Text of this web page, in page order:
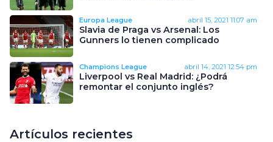
Europa League abril 15, 2021 11:07 am
Slavia de Praga vs Arsenal: Los
Gunners lo tienen complicado
Champions League abril 14, 2021 12:54 pm
Liverpool vs Real Madrid: ¿Podrá
remontar el conjunto inglés?
Artículos recientes